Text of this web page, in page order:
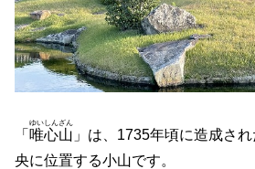
「 唯心山
ゆいしんざん
」は、1735年頃に造成さ
央に位置する小山です。